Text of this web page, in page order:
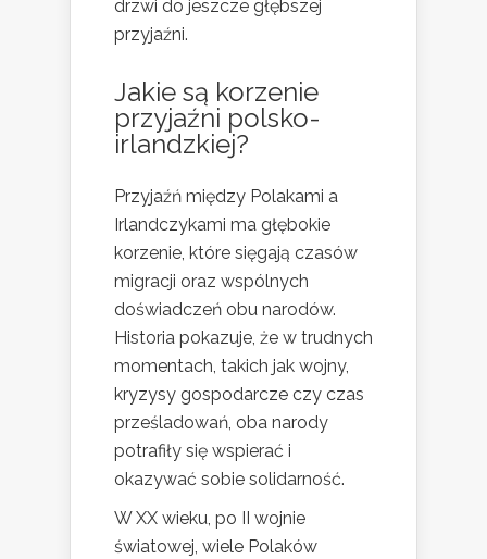
drzwi do jeszcze głębszej
przyjaźni.
Jakie są korzenie
przyjaźni polsko-
irlandzkiej?
Przyjaźń między Polakami a
Irlandczykami ma głębokie
korzenie, które sięgają czasów
migracji oraz wspólnych
doświadczeń obu narodów.
Historia pokazuje, że w trudnych
momentach, takich jak wojny,
kryzysy gospodarcze czy czas
prześladowań, oba narody
potrafiły się wspierać i
okazywać sobie solidarność.
W XX wieku, po II wojnie
światowej, wiele Polaków